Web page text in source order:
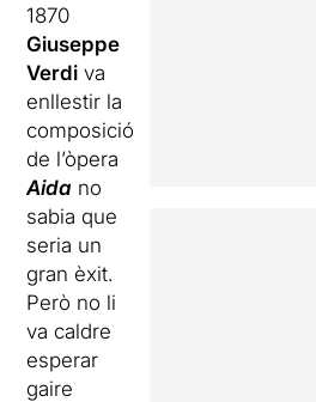
1870
Giuseppe
Verdi va
enllestir la
composició
de l’òpera
Aida no
sabia que
seria un
gran èxit.
Però no li
va caldre
esperar
gaire